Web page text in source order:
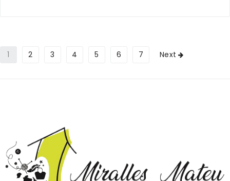
1 2 3 4 5 6 7 Next